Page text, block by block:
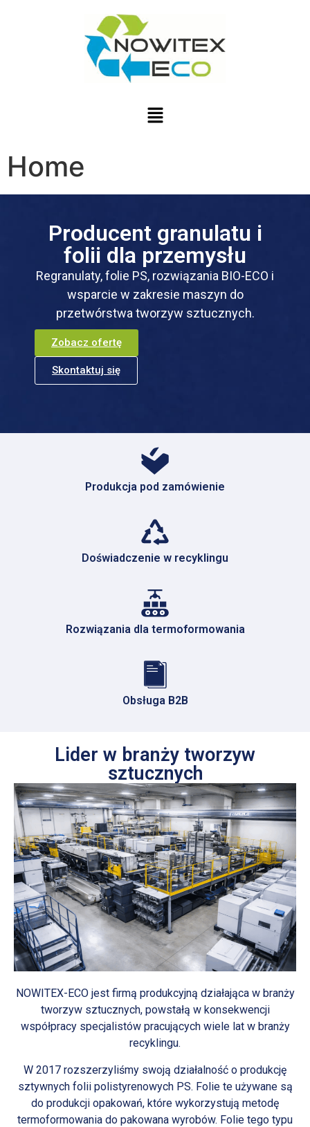
Home
Producent granulatu i
folii dla przemysłu
Regranulaty, folie PS, rozwiązania BIO-ECO i
wsparcie w zakresie maszyn do
przetwórstwa tworzyw sztucznych.
Zobacz ofertę
Skontaktuj się
Produkcja pod zamówienie
Doświadczenie w recyklingu
Rozwiązania dla termoformowania
Obsługa B2B
Lider w branży tworzyw
sztucznych
NOWITEX-ECO jest firmą produkcyjną działająca w branży
tworzyw sztucznych, powstałą w konsekwencji
współpracy specjalistów pracujących wiele lat w branży
recyklingu.
W 2017 rozszerzyliśmy swoją działalność o produkcję
sztywnych folii polistyrenowych PS. Folie te używane są
do produkcji opakowań, które wykorzystują metodę
termoformowania do pakowana wyrobów. Folie tego typu